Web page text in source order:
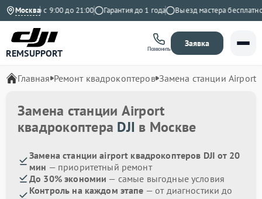
Москвас 9:00 до 21:00 Гарантия до 1 года Выезд мастера бесплатно
REMSUPPORT Позвонить
Заявка
Главная Ремонт квадрокоптеров Замена станции Airport
Замена станции Airport
квадрокоптера DJI в Москве
Замена станции airport квадрокоптеров DJI от 20
мин — приоритетный ремонт
До 30% экономии — самые выгодные условия
Контроль на каждом этапе — от диагностики до